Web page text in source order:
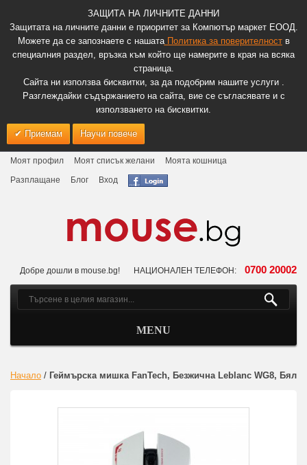
ЗАЩИТА НА ЛИЧНИТЕ ДАННИ
Защитата на личните данни е приоритет за Компютър маркет ЕООД.
Можете да се запознаете с нашатаПолитика за поверителноств
специалния раздел, връзка към който ще намерите в края на всяка
страница.
Сайта ни използва бисквитки, за да подобрим нашите услуги .
Разглеждайки съдържанието на сайта, вие се съгласявате и с
използването на бисквитки.
Приемам Научи повече
Моят профил Моят списък желани
Моята кошница
Разплащане
Блог Вход
Добре дошли в mouse.bg! НАЦИОНАЛЕН ТЕЛЕФОН: 0700 20002
MENU
Начало / Геймърска мишка FanTech, Безжична Leblanc WG8, Бял